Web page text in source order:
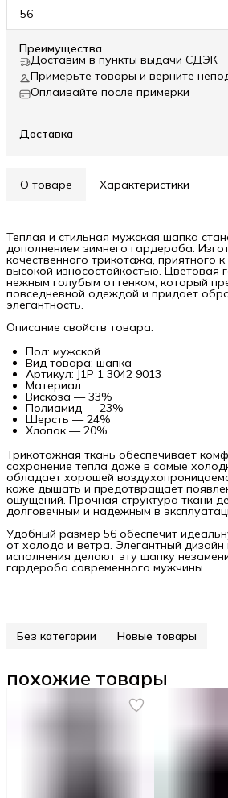
56
Преимущества
Доставим в пункты выдачи СДЭК
Примерьте товары и верните
Оплаивайте после примерки
Доставка
О товаре Характеристики
Теплая и стильная мужская шапка
дополнением зимнего гардероба.
качественного трикотажа, приятного
высокой износостойкостью. Цветовая
нежным голубым оттенком, который
повседневной одеждой и придает
элегантность.
Описание свойств товара:
Пол: мужской
Вид товара: шапка
Артикул: J1P 1 3042 9013
Материал:
Вискоза — 33%
Полиамид — 23%
Шерсть — 24%
Хлопок — 20%
Трикотажная ткань обеспечивает
сохранение тепла даже в самые
обладает хорошей
коже дышать и предотвращает
ощущений. Прочная структура ткани
долговечным и надежным в
Удобный размер 56 обеспечит
от холода и ветра. Элегантный дизайн
исполнения делают эту шапку
гардероба современного мужчины.
Без категории Новые товары
похожие товары